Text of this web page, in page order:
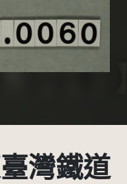
度公開瀏覽
灣鐵道